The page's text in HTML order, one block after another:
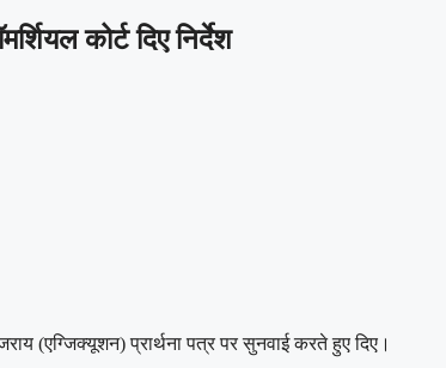
कोर्ट दिए निर्देश
(एग्जिक्यूशन) प्रार्थना पत्र पर सुनवाई करते हुए दिए।